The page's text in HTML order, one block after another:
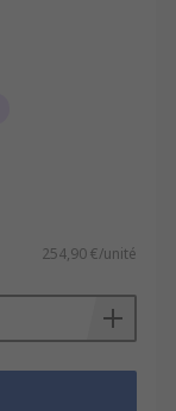
254,90 €/unité